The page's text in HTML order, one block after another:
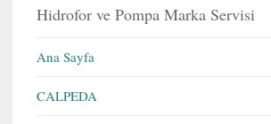
Hidrofor ve Pompa Marka Servisi
Ana Sayfa
CALPEDA